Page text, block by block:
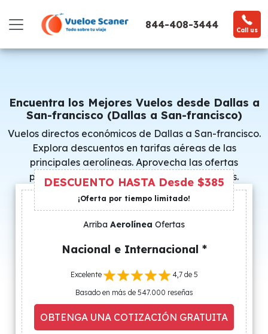
844-408-3444 Call us
Encuentra los Mejores Vuelos desde Dallas a
San-francisco (Dallas a San-francisco)
Vuelos directos económicos de Dallas a San-francisco.
Explora descuentos en tarifas aéreas de las
principales aerolíneas. Aprovecha las ofertas
promocionales y consigue precios especiales.
DESCUENTO HASTA Desde $385
¡Oferta por tiempo limitado!
Arriba Aerolínea Ofertas
Nacional e Internacional *
Excelente
4,7 de 5
Basado en más de 547.000 reseñas
OBTENGA UNA COTIZACIÓN GRATUITA